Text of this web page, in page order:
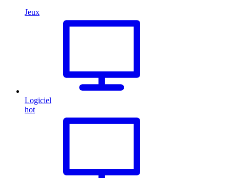
Jeux
Logiciel
hot